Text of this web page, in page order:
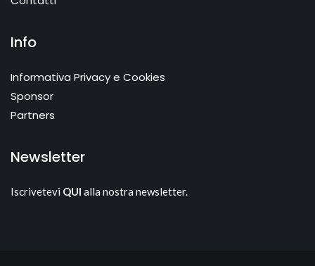
Info
Informativa Privacy e Cookies
Sponsor
Partners
Newsletter
Iscrivetevi QUI alla nostra newsletter.